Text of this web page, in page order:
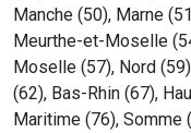
Manche (50), Marne
Meurthe-et-Moselle
Moselle (57), Nord
(62), Bas-Rhin (67),
Maritime (76), Somme